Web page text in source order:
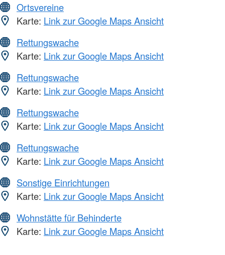
Ortsvereine
Karte: Link zur Google Maps Ansicht
Rettungswache
Karte: Link zur Google Maps Ansicht
Rettungswache
Karte: Link zur Google Maps Ansicht
Rettungswache
Karte: Link zur Google Maps Ansicht
Rettungswache
Karte: Link zur Google Maps Ansicht
Sonstige Einrichtungen
Karte: Link zur Google Maps Ansicht
Wohnstätte für Behinderte
Karte: Link zur Google Maps Ansicht